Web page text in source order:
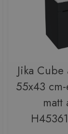
Jika Cube
55x43
matt